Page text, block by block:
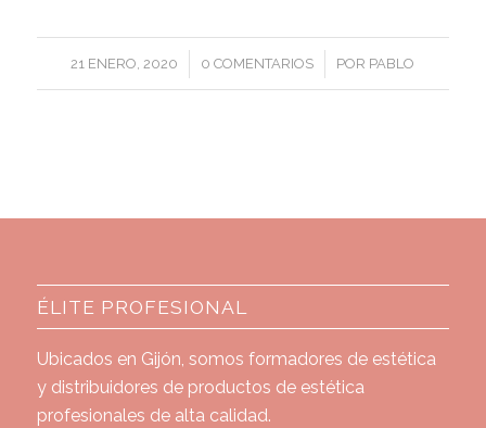
21 ENERO, 2020
/ 0 COMENTARIOS
/ POR PABLO
ÉLITE PROFESIONAL
Ubicados en Gijón, somos formadores de estética
y distribuidores de productos de estética
profesionales de alta calidad.